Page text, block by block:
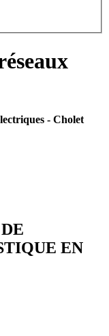
- Cholet
EN